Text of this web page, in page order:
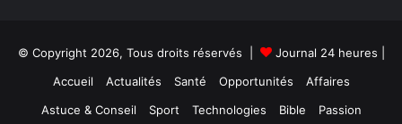
© Copyright 2026, Tous droits réservés | Journal 24 heures
Accueil
Actualités Santé Opportunités
Affaires
Astuce & Conseil
Sport Technologies Bible Passion